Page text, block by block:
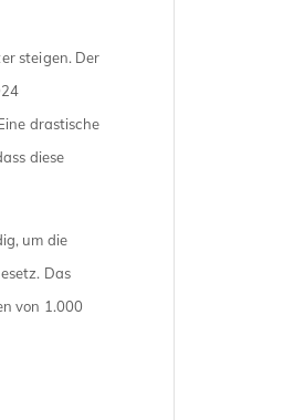
steigen. Der
drastische
diese
um die
Das
von 1.000